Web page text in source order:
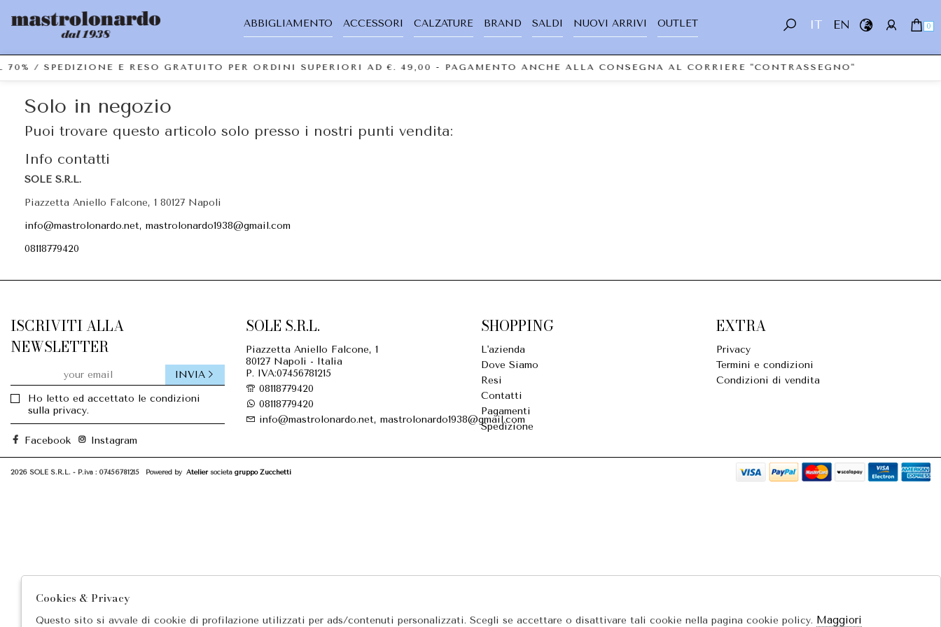
IT EN 0
ABBIGLIAMENTO ACCESSORI CALZATURE BRAND SALDI NUOVI ARRIVI OUTLET
/ SPEDIZIONE E RESO GRATUITO PER ORDINI SUPERIORI AD €. 49,00 - PAGAMENTO ANCHE ALLA CONSEGNA AL CORRIERE "CONTRASSEGNO"
Solo in negozio
Puoi trovare questo articolo solo presso i nostri punti vendita:
Info contatti
SOLE S.R.L.
Piazzetta Aniello Falcone, 1 80127 Napoli
info@mastrolonardo.net, mastrolonardo1938@gmail.com
08118779420
ISCRIVITI ALLA
NEWSLETTER
Ho letto ed accettato le condizioni
sulla privacy.
INVIA
Facebook Instagram
SOLE S.R.L.
Piazzetta Aniello Falcone, 1
80127 Napoli - Italia
P. IVA:07456781215
08118779420
08118779420
info@mastrolonardo.net, mastrolonardo1938@gmail.com
SHOPPING
L'azienda
Dove Siamo
Resi
Contatti
Pagamenti
Spedizione
EXTRA
Privacy
Termini e condizioni
Condizioni di vendita
2026 SOLE S.R.L. - P.iva : 07456781215 Powered by Ateliersocietà gruppo Zucchetti
Cookies & Privacy
Questo sito si avvale di cookie di profilazione utilizzati per ads/contenuti personalizzati. Scegli se accettare o disattivare tali cookie nella pagina cookie policy. Maggiori